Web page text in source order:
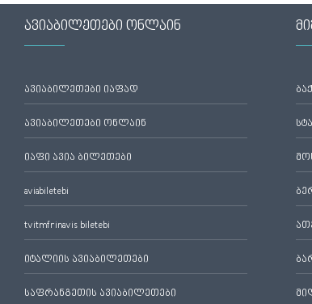
ავიაბილეთები ონლაინ
ავიაბილეთები იაფად
ავიაბილეთები ონლაინ
იაფი ავია ბილეთები
aviabiletebi
tvitmfrinavis biletebi
იტალიის ავიაბილეთები
საფრანგეთის ავიაბილეთები